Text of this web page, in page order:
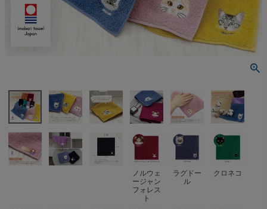
ノルウェ
ージャン
フォレス
ト
ラグドー
ル
クロネコ